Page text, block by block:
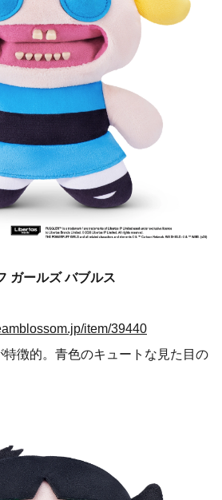
ガールズ バブルス
item/39440
徴的。青色のキュートな見た目の